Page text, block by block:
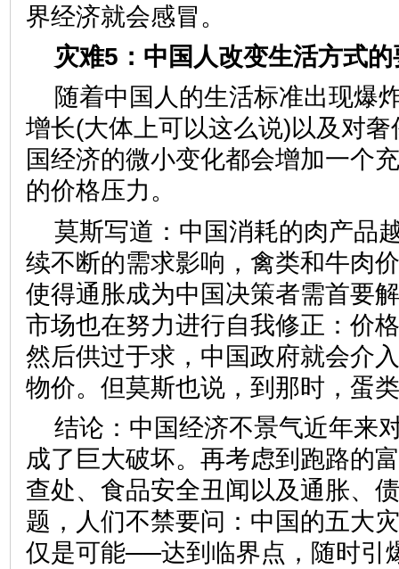
界经济就会感冒。
灾难5：中国人改变生活方式
随着中国人的生活标准出现爆
增长(大体上可以这么说)以及对
国经济的微小变化都会增加一个
的价格压力。
莫斯写道：中国消耗的肉产品
续不断的需求影响，禽类和牛肉
使得通胀成为中国决策者需首要
市场也在努力进行自我修正：价
然后供过于求，中国政府就会介
物价。但莫斯也说，到那时，蛋
结论：中国经济不景气近年来
成了巨大破坏。再考虑到跑路的
查处、食品安全丑闻以及通胀、
题，人们不禁要问：中国的五大
仅是可能──达到临界点，随时引